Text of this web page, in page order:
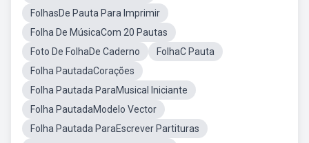
FolhasDe Pauta Para Imprimir
Folha De MúsicaCom 20 Pautas
Foto De FolhaDe Caderno
FolhaC Pauta
Folha PautadaCorações
Folha Pautada ParaMusical Iniciante
Folha PautadaModelo Vector
Folha Pautada ParaEscrever Partituras